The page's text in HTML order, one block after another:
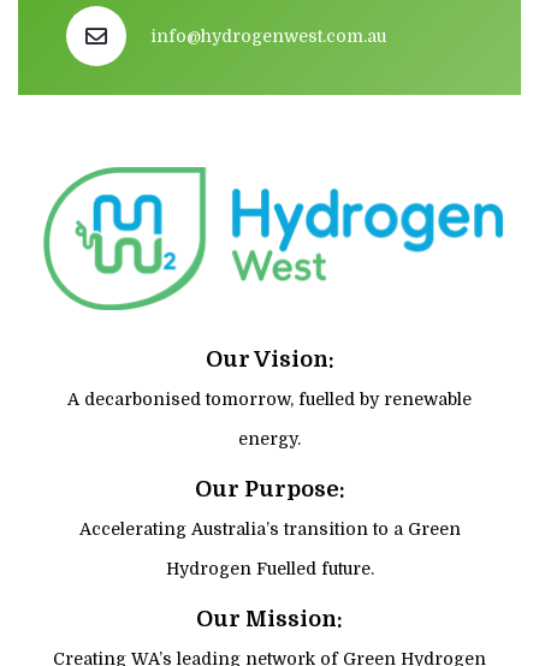
info@hydrogenwest.com.au
Our Vision:
A decarbonised tomorrow, fuelled by renewable
energy.
Our Purpose:
Accelerating Australia’s transition to a Green
Hydrogen Fuelled future.
Our Mission:
Creating WA’s leading network of Green Hydrogen